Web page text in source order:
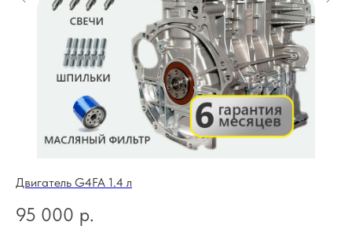
Двигатель G4FA 1.4 л
95 000 р.